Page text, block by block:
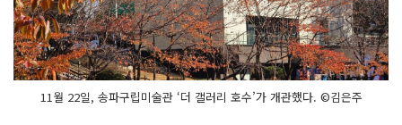
11월 22일, 송파구립미술관 ‘더 갤러리 호수’가 개관했다. ©김은주